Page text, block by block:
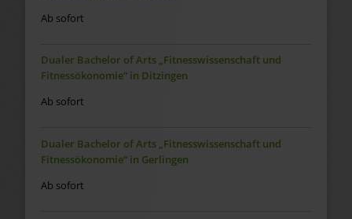
Ab sofort
Dualer Bachelor of Arts „Fitnesswissenschaft und
Fitnessökonomie“ in Ditzingen
Ab sofort
Dualer Bachelor of Arts „Fitnesswissenschaft und
Fitnessökonomie“ in Gerlingen
Ab sofort